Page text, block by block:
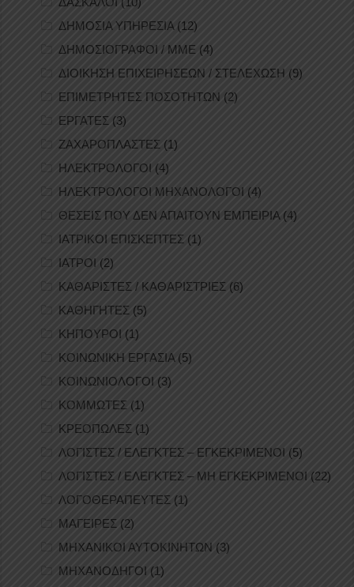
ΔΗΜΟΣΙΑ ΥΠΗΡΕΣΙΑ (12)
ΔΗΜΟΣΙΟΓΡΑΦΟΙ / ΜΜΕ (4)
ΔΙΟΙΚΗΣΗ ΕΠΙΧΕΙΡΗΣΕΩΝ / ΣΤΕΛΕΧΩΣΗ (9)
ΕΠΙΜΕΤΡΗΤΕΣ ΠΟΣΟΤΗΤΩΝ (2)
ΕΡΓΑΤΕΣ (3)
ΖΑΧΑΡΟΠΛΑΣΤΕΣ (1)
ΗΛΕΚΤΡΟΛΟΓΟΙ (4)
ΗΛΕΚΤΡΟΛΟΓΟΙ ΜΗΧΑΝΟΛΟΓΟΙ (4)
ΘΕΣΕΙΣ ΠΟΥ ΔΕΝ ΑΠΑΙΤΟΥΝ ΕΜΠΕΙΡΙΑ(4)
ΙΑΤΡΙΚΟΙ ΕΠΙΣΚΕΠΤΕΣ (1)
ΙΑΤΡΟΙ (2)
ΚΑΘΑΡΙΣΤΕΣ / ΚΑΘΑΡΙΣΤΡΙΕΣ (6)
ΚΑΘΗΓΗΤΕΣ (5)
ΚΗΠΟΥΡΟΙ (1)
ΚΟΙΝΩΝΙΚΗ ΕΡΓΑΣΙΑ (5)
ΚΟΙΝΩΝΙΟΛΟΓΟΙ (3)
ΚΟΜΜΩΤΕΣ (1)
ΚΡΕΟΠΩΛΕΣ (1)
ΛΟΓΙΣΤΕΣ / ΕΛΕΓΚΤΕΣ – ΕΓΚΕΚΡΙΜΕΝΟΙ (5)
ΛΟΓΙΣΤΕΣ / ΕΛΕΓΚΤΕΣ – ΜΗ ΕΓΚΕΚΡΙΜΕΝΟΙ (22)
ΛΟΓΟΘΕΡΑΠΕΥΤΕΣ (1)
ΜΑΓΕΙΡΕΣ (2)
ΜΗΧΑΝΙΚΟΙ ΑΥΤΟΚΙΝΗΤΩΝ (3)
ΜΗΧΑΝΟΔΗΓΟΙ (1)